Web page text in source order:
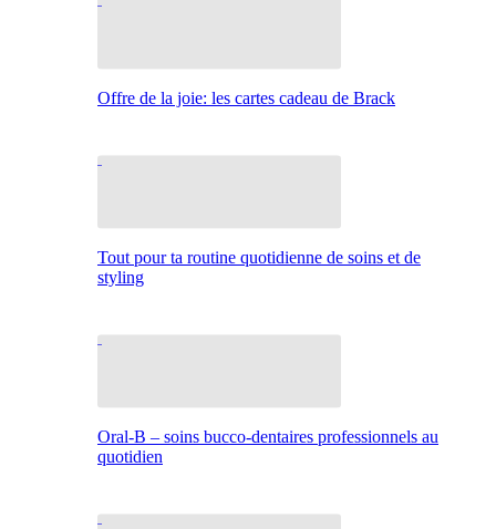
Offre de la joie: les cartes cadeau de Brack
Tout pour ta routine quotidienne de soins et de
styling
Oral-B – soins bucco-dentaires professionnels au
quotidien